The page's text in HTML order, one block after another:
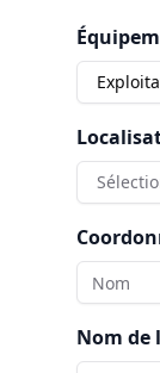
Nom de